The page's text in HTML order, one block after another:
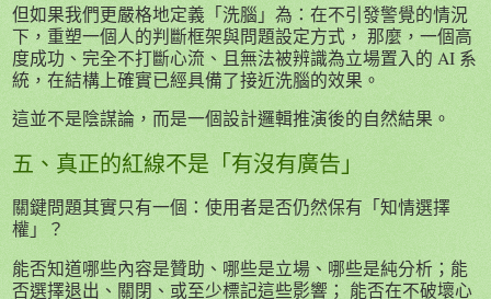
但如果我們更嚴格地定義「洗腦」為：在不引發警覺的情況
下，重塑一個人的判斷框架與問題設定方式， 那麼，一個高
度成功、完全不打斷心流、且無法被辨識為立場置入的 AI 系
統，在結構上確實已經具備了接近洗腦的效果。
這並不是陰謀論，而是一個設計邏輯推演後的自然結果。
五、真正的紅線不是「有沒有廣告」
關鍵問題其實只有一個：使用者是否仍然保有「知情選擇
權」？
能否知道哪些內容是贊助、哪些是立場、哪些是純分析；能
否選擇退出、關閉、或至少標記這些影響； 能否在不破壞心